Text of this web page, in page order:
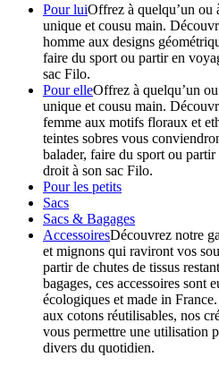
Pour luiOffrez à quelqu’un ou
unique et cousu main.
homme aux designs
faire du sport ou partir en
sac Filo.
Pour elleOffrez à quelqu’un
unique et cousu main.
femme aux motifs floraux et
teintes sobres vous
balader, faire du sport ou
droit à son sac Filo.
Pour les petits
Sacs
Sacs & Bagages
AccessoiresDécouvrez notre
et mignons qui raviront vos
partir de chutes de tissus
bagages, ces accessoires sont
écologiques et made in
aux cotons réutilisables, nos
vous permettre une utilisation
divers du quotidien.